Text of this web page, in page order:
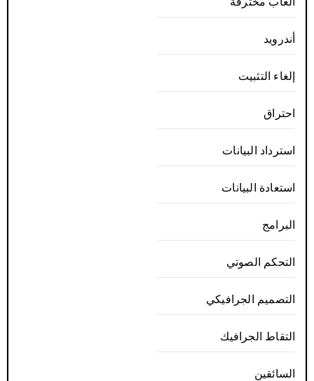
أندرويد
إلغاء التثبيت
احتراق
استرداد البيانات
استعادة البيانات
البرامج
التحكم الصوتي
التصميم الجرافيكي
التقاط الجرافيك
السائقين